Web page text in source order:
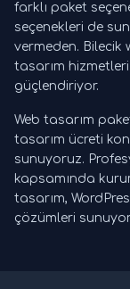
farklı paket
seçenekleri de
vermeden. Bilecik
tasarım hizmetleri
güçlendiriyor.
Web tasarım
tasarım ücreti
sunuyoruz.
kapsamında
tasarım,
çözümleri